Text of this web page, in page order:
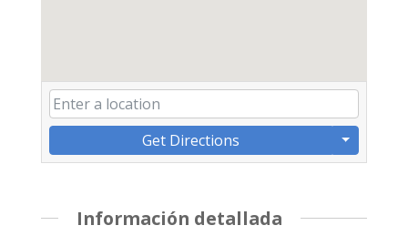
Get Directions
Información detallada